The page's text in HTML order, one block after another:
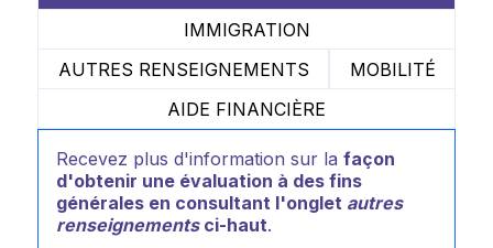
IMMIGRATION
AUTRES RENSEIGNEMENTS
MOBILITÉ
AIDE FINANCIÈRE
Recevez plus d'information sur la façon
d'obtenir une évaluation à des fins
générales en consultant l'onglet autres
renseignementsci-haut.